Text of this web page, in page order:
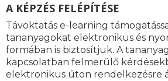
A KÉPZÉS FELÉPÍTÉSE
Távoktatás e-learning
tananyagokat elektronikus és
formában is biztosítjuk. A
kapcsolatban felmerülő
elektronikus úton rendelkezésre